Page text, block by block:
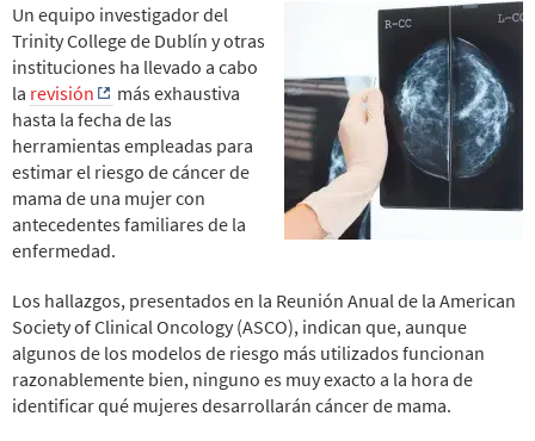
Un equipo investigador del
Trinity College de Dublín y otras
instituciones ha llevado a cabo
la revisión
más exhaustiva
hasta la fecha de las
herramientas empleadas para
estimar el riesgo de cáncer de
mama de una mujer con
antecedentes familiares de la
enfermedad.
Los hallazgos, presentados en la Reunión Anual de la American
Society of Clinical Oncology (ASCO), indican que, aunque
algunos de los modelos de riesgo más utilizados funcionan
razonablemente bien, ninguno es muy exacto a la hora de
identificar qué mujeres desarrollarán cáncer de mama.